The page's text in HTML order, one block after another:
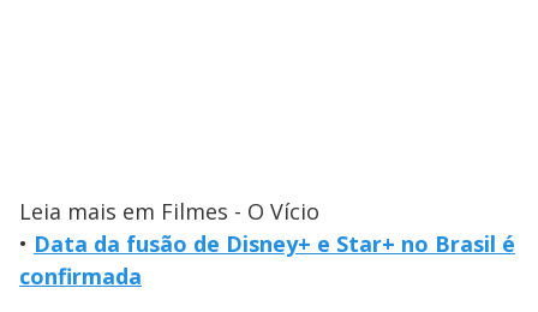
Leia mais em Filmes - O Vício
• Data da fusão de Disney+ e Star+ no Brasil é
confirmada